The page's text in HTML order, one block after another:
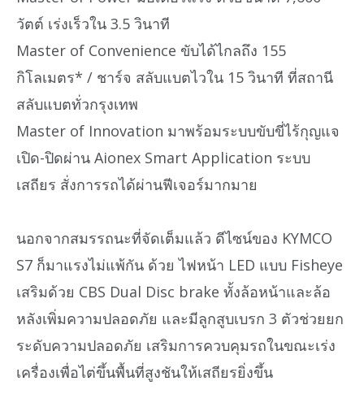
วัตต์ เร่งเร็วใน 3.5 วินาที
Master of Convenience ขับได้ไกลถึง 155
กิโลเมตร* / ชาร์จ สลับแบตไวใน 15 วินาที ที่สถานี
สลับแบตทั่วกรุงเทพ
Master of Innovation มาพร้อมระบบขับขี่ไร้กุญแจ
เปิด-ปิดผ่าน Aionex Smart Application ระบบ
เสถียร สั่งการรถได้ผ่านฟีเจอร์มากมาย
นอกจากสมรรถนะที่จัดเต็มแล้ว ดีไซน์ของ KYMCO
S7 ก็มาแรงไม่แพ้กัน ด้วย ไฟหน้า LED แบบ Fisheye
เสริมด้วย CBS Dual Disc brake ทั้งล้อหน้าและล้อ
หลังเพิ่มความปลอดภัย และมีลูกสูบเบรก 3 ตัวช่วยยก
ระดับความปลอดภัย เสริมการควบคุมรถในขณะเร่ง
เครื่องเพื่อไต่ขึ้นพื้นที่สูงชันให้เสถียรยิ่งขึ้น